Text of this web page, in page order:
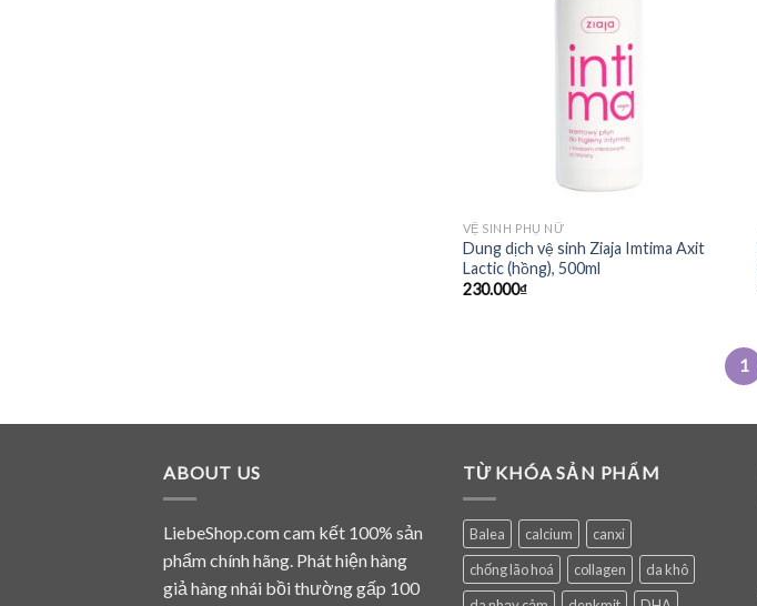
VỆ SINH PHỤ NỮ
Dung dịch vệ sinh Ziaja Imtima Axit
Lactic (hồng), 500ml
230.000₫
1
ABOUT US
LiebeShop.com cam kết 100% sản
phẩm chính hãng. Phát hiện hàng
giả hàng nhái bồi thường gấp 100
TỪ KHÓA SẢN PHẨM
Balea calcium
canxi
chống lão hoá
collagen
da khô